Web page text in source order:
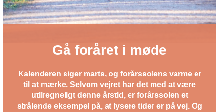
Gå foråret i møde
Kalenderen siger marts, og forårssolens varme er
til at mærke. Selvom vejret har det med at være
utilregneligt denne årstid, er forårssolen et
strålende eksempel på, at lysere tider er på vej. Og